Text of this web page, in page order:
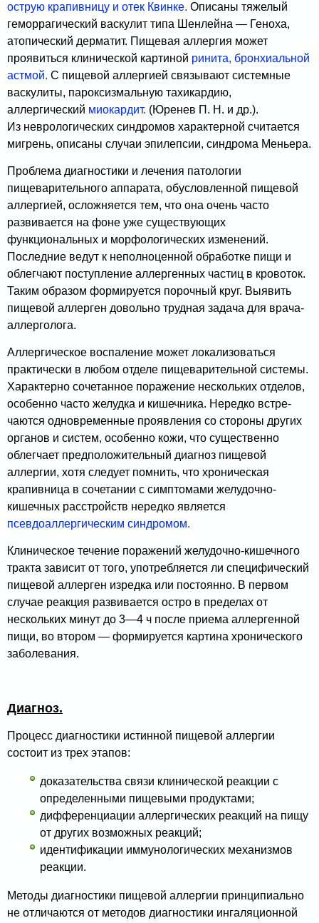
острую крапивницу и отек Квинке. Описаны тя­желый
геморрагический васкулит типа Шенлейна — Геноха,
атопический дерматит. Пищевая аллергия может
проявиться клинической картиной ринита, бронхиальной
астмой. С пищевой аллергией связывают системные
васкулиты, пароксизмальную тахикардию,
аллергический миокардит. (Юренев П. Н. и др.).
Из неврологических синдромов характерной считается
мигрень, описаны случаи эпилепсии, синдрома Меньера.
Проблема диагностики и лечения патологии
пищеварительного аппарата, обусловленной пищевой
аллергией, осложняется тем, что она очень часто
развивается на фоне уже существующих
функциональных и морфологических изменений.
Последние ведут к неполноценной обработке пищи и
облегчают поступление аллергенных частиц в кровоток.
Таким об­разом формируется порочный круг. Выявить
пищевой аллерген довольно трудная задача для врача-
аллерголога.
Аллергическое воспаление может локализоваться
практически в любом отделе пищеварительной системы.
Характерно сочетанное поражение нескольких отделов,
особенно часто желудка и кишечника. Нередко встре­
чаются одновременные проявления со стороны других
органов и систем, особенно кожи, что существенно
облегчает предположительный диагноз пищевой
аллергии, хотя следует помнить, что хроническая
крапивница в сочетании с симптомами желудочно-
кишечных расстройств нередко является
псевдоаллергическим синдромом.
Клиническое течение поражений желудочно-кишечного
тракта зависит от того, употребляется ли специфический
пищевой аллерген изредка или постоянно. В первом
случае реакция развивается остро в пределах от
нескольких минут до 3—4 ч после приема аллергенной
пищи, во втором — формируется картина хронического
заболевания.
Диагноз.
Процесс диагностики истинной пищевой аллергии
состоит из трех этапов:
доказательства связи клинической реакции с
определенными пищевыми продуктами;
дифференциации аллергических реакций на пищу
от других возможных реакций;
идентификации иммунологических механизмов
реакции.
Методы диагностики пищевой аллергии принципиально
не отличаются от методов диагностики ингаляционной